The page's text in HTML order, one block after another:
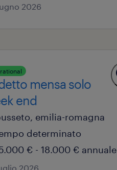
2026
mensa solo
end
emilia-romagna
determinato
€ - 18.000 € annuale
2026